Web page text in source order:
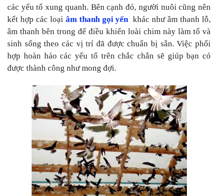
các yếu tố xung quanh. Bên cạnh đó, người nuôi cũng nên
kết hợp các loại âm thanh gọi yến khác như âm thanh lỗ,
âm thanh bên trong để điều khiển loài chim này làm tổ và
sinh sống theo các vị trí đã được chuẩn bị sẵn. Việc phối
hợp hoàn hảo các yếu tố trên chắc chắn sẽ giúp bạn có
được thành công như mong đợi.